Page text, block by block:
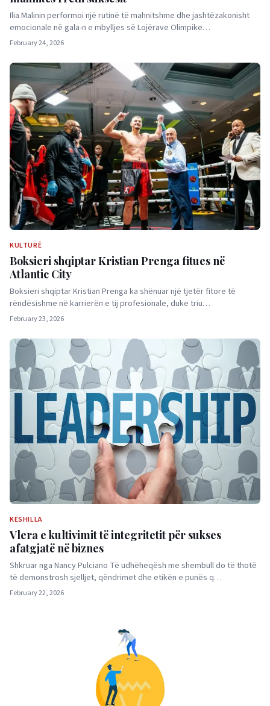
Ilia Malinin performoi një rutinë të mahnitshme dhe jashtëzakonisht
emocionale në gala-n e mbylljes së Lojërave Olimpike…
February 24, 2026
KULTURË
Boksieri shqiptar Kristian Prenga fitues në
Atlantic City
Boksieri shqiptar Kristian Prenga ka shënuar një tjetër fitore të
rëndësishme në karrierën e tij profesionale, duke triu…
February 23, 2026
KËSHILLA
Vlera e kultivimit të integritetit për sukses
afatgjatë në biznes
Shkruar nga Nancy Pulciano Të udhëheqësh me shembull do të thotë
të demonstrosh sjelljet, qëndrimet dhe etikën e punës q…
February 22, 2026